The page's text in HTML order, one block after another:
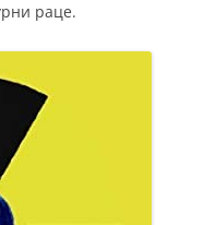
раце.